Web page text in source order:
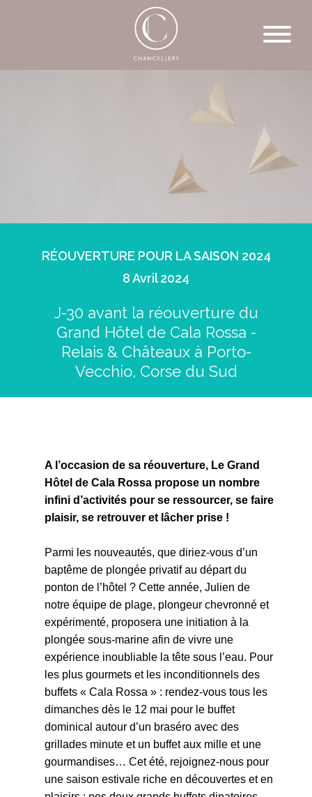
RÉOUVERTURE POUR LA SAISON 2024
8 Avril 2024
J-30 avant la réouverture du
Grand Hôtel de Cala Rossa -
Relais & Châteaux à Porto-
Vecchio, Corse du Sud
A l’occasion de sa réouverture, Le Grand
Hôtel de Cala Rossa propose un nombre
infini d’activités pour se ressourcer, se faire
plaisir, se retrouver et lâcher prise !
Parmi les nouveautés, que diriez-vous d’un
baptême de plongée privatif au départ du
ponton de l’hôtel ? Cette année, Julien de
notre équipe de plage, plongeur chevronné et
expérimenté, proposera une initiation à la
plongée sous-marine afin de vivre une
expérience inoubliable la tête sous l’eau. Pour
les plus gourmets et les inconditionnels des
buffets « Cala Rossa » : rendez-vous tous les
dimanches dès le 12 mai pour le buffet
dominical autour d’un braséro avec des
grillades minute et un buffet aux mille et une
gourmandises… Cet été, rejoignez-nous pour
une saison estivale riche en découvertes et en